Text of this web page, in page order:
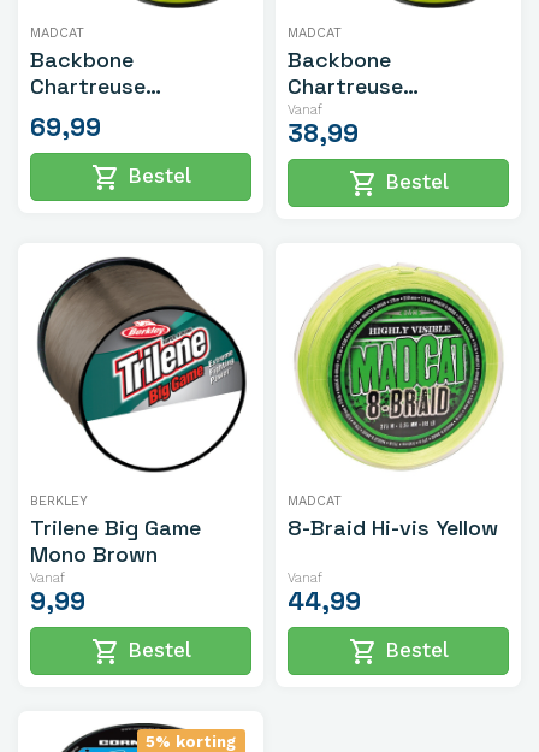
MADCAT
Backbone
Chartreuse
0.50mm/59.1kg/600mtr
69,99
shopping_cart Bestel
MADCAT
Backbone
Chartreuse
Gevlochten Lijn
Vanaf
38,99
shopping_cart Bestel
BERKLEY
Trilene Big Game
Mono Brown
Vanaf
9,99
shopping_cart Bestel
MADCAT
8-Braid Hi-vis Yellow
Vanaf
44,99
shopping_cart Bestel
5% korting